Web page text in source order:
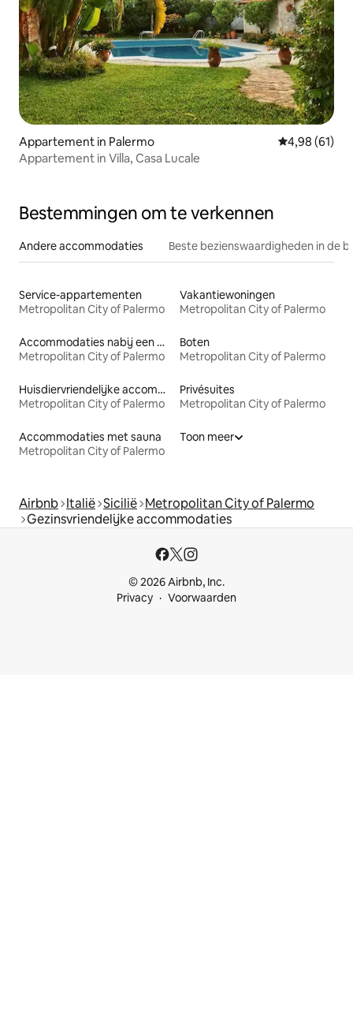
Appartement in Palermo Gemiddelde
4,98 (61)
Appartement in Villa, Casa Lucale
Bestemmingen om te verkennen
Andere accommodaties Beste bezienswaardigheden in de
Service-appartementen
Metropolitan City of Palermo
Vakantiewoningen
Metropolitan City of Palermo
Accommodaties nabij een meer
Metropolitan City of Palermo
Boten
Metropolitan City of Palermo
Huisdiervriendelijke accommodaties
Metropolitan City of Palermo
Privésuites
Metropolitan City of Palermo
Accommodaties met sauna
Metropolitan City of Palermo
Toon meer
Airbnb Italië Sicilië Metropolitan City of Palermo
Gezinsvriendelijke accommodaties
© 2026 Airbnb, Inc.
Privacy
Voorwaarden